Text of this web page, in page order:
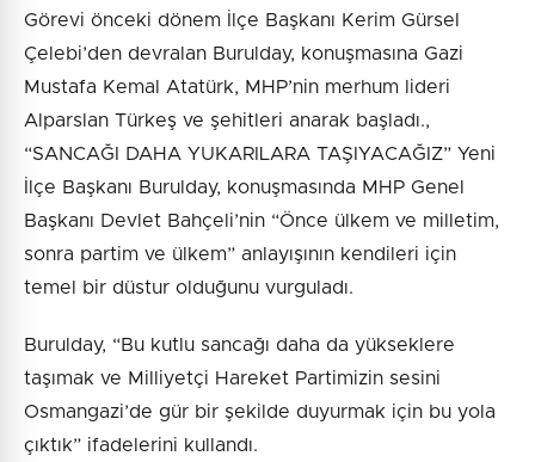
Görevi önceki dönem İlçe Başkanı Kerim Gürsel
Çelebi’den devralan Burulday, konuşmasına Gazi
Mustafa Kemal Atatürk, MHP’nin merhum lideri
Alparslan Türkeş ve şehitleri anarak başladı.,
“SANCAĞI DAHA YUKARILARA TAŞIYACAĞIZ” Yeni
İlçe Başkanı Burulday, konuşmasında MHP Genel
Başkanı Devlet Bahçeli’nin “Önce ülkem ve milletim,
sonra partim ve ülkem” anlayışının kendileri için
temel bir düstur olduğunu vurguladı.
Burulday, “Bu kutlu sancağı daha da yükseklere
taşımak ve Milliyetçi Hareket Partimizin sesini
Osmangazi’de gür bir şekilde duyurmak için bu yola
çıktık” ifadelerini kullandı.